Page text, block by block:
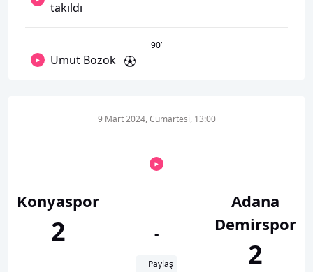
takıldı
90’
Umut Bozok
Konyaspor
2
9 Mart 2024, Cumartesi, 13:00
-
Paylaş
Adana
Demirspor
2